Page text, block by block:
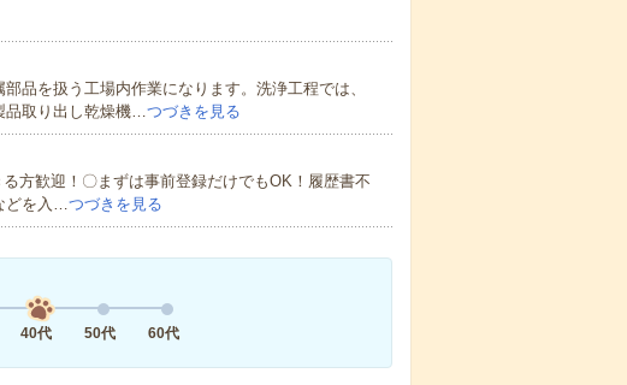
品を扱う工場内作業になります。洗浄工程では、
品取り出し乾燥機…つづきを見る
方歓迎！〇まずは事前登録だけでもOK！履歴書不
どを入…つづきを見る
40代 50代 60代